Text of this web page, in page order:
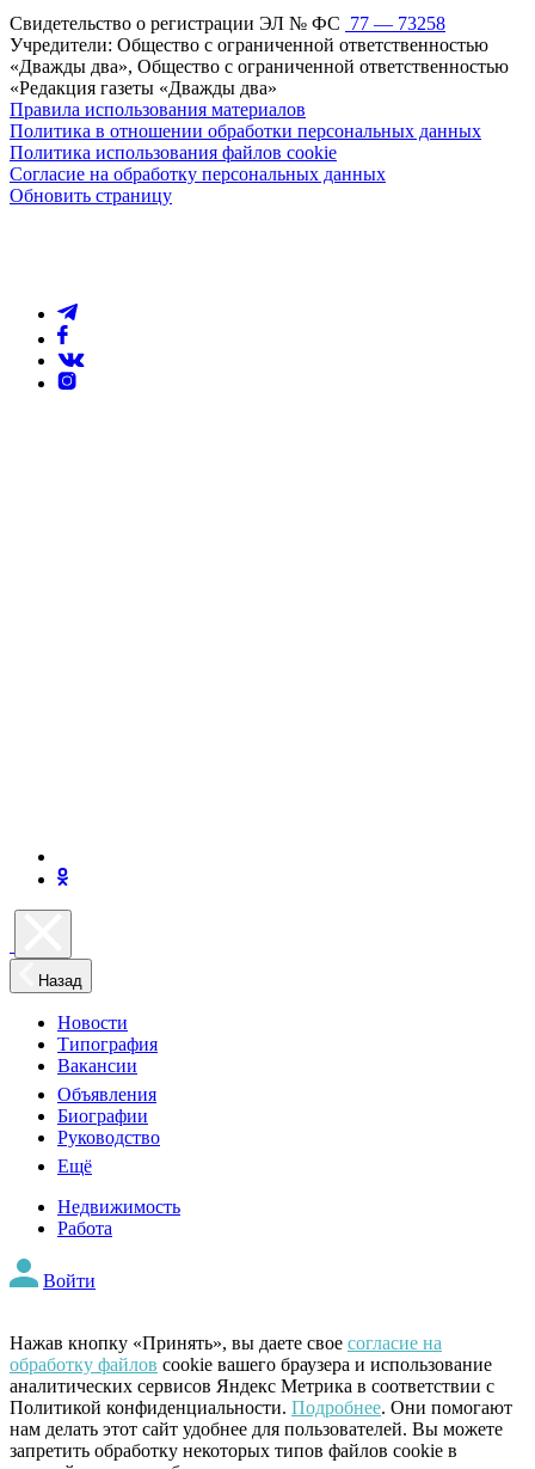
Свидетельство о регистрации ЭЛ № ФС 77 — 73258
Учредители: Общество с ограниченной ответственностью
«Дважды два», Общество с ограниченной ответственностью
«Редакция газеты «Дважды два»
Правила использования материалов
Политика в отношении обработки персональных данных
Политика использования файлов cookie
Согласие на обработку персональных данных
Обновить страницу
Назад
Новости
Типография
Вакансии
Объявления
Биографии
Руководство
Ещё
Недвижимость
Работа
Войти
Нажав кнопку «Принять», вы даете свое согласие на
обработку файлов cookie вашего браузера и использование
аналитических сервисов Яндекс Метрика в соответствии с
Политикой конфиденциальности. Подробнее. Они помогают
нам делать этот сайт удобнее для пользователей. Вы можете
запретить обработку некоторых типов файлов cookie в